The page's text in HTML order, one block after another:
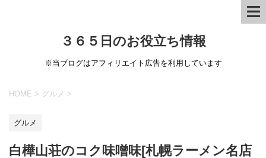
３６５日のお役立ち情報
※当ブログはアフィリエイト広告を利用しています
HOME > グルメ >
グルメ
白樺山荘のコク味噌味[札幌ラーメン名店